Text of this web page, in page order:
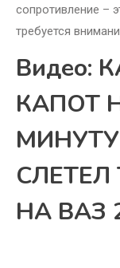
сопротивление –
требуется
Видео:
КАПОТ
НА ВАЗ